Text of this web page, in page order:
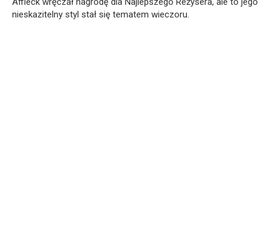
nieskazitelny styl stał się tematem wieczoru.